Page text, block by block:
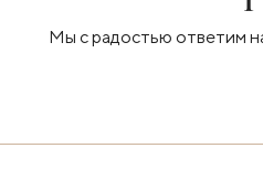
Мы с радостью ответим